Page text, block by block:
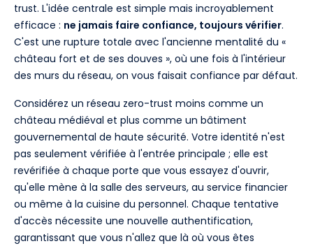
trust. L'idée centrale est simple mais incroyablement
efficace : ne jamais faire confiance, toujours vérifier.
C'est une rupture totale avec l'ancienne mentalité du «
château fort et de ses douves », où une fois à l'intérieur
des murs du réseau, on vous faisait confiance par défaut.
Considérez un réseau zero-trust moins comme un
château médiéval et plus comme un bâtiment
gouvernemental de haute sécurité. Votre identité n'est
pas seulement vérifiée à l'entrée principale ; elle est
revérifiée à chaque porte que vous essayez d'ouvrir,
qu'elle mène à la salle des serveurs, au service financier
ou même à la cuisine du personnel. Chaque tentative
d'accès nécessite une nouvelle authentification,
garantissant que vous n'allez que là où vous êtes